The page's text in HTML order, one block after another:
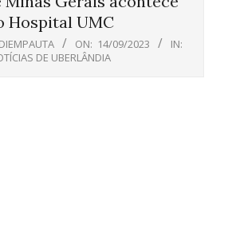
Hospital UMC
ON: 14/09/2023
IN:
DE UBERLÂNDIA